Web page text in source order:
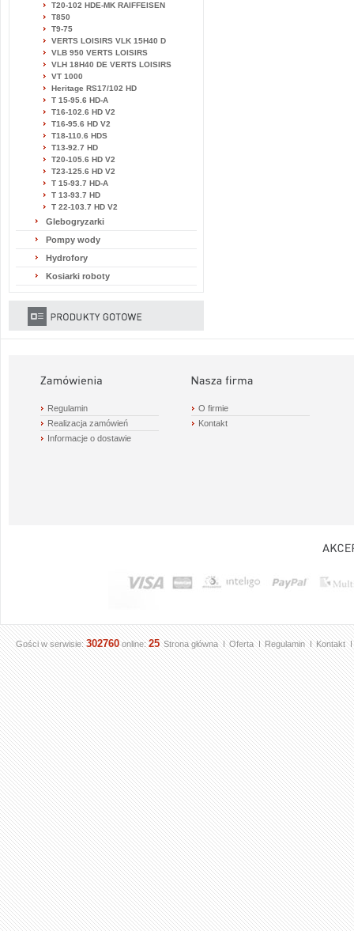
T20-102 HDE-MK RAIFFEISEN
T850
T9-75
VERTS LOISIRS VLK 15H40 D
VLB 950 VERTS LOISIRS
VLH 18H40 DE VERTS LOISIRS
VT 1000
Heritage RS17/102 HD
T 15-95.6 HD-A
T16-102.6 HD V2
T16-95.6 HD V2
T18-110.6 HDS
T13-92.7 HD
T20-105.6 HD V2
T23-125.6 HD V2
T 15-93.7 HD-A
T 13-93.7 HD
T 22-103.7 HD V2
Glebogryzarki
Pompy wody
Hydrofory
Kosiarki roboty
Regulamin
Realizacja zamówień
Informacje o dostawie
O firmie
Kontakt
Strona główna Oferta Regulamin Kontakt
Gości w serwisie: 302760 online: 25